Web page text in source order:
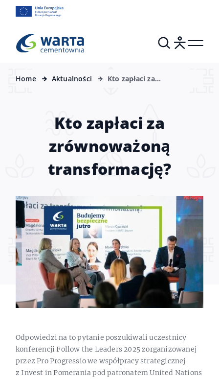
Home Aktualności
Kto zapłaci za
Kto zapłaci za
zrównoważoną
transformację?
Odpowiedzi na to pytanie poszukiwali uczestnicy
konferencji Follow the Leaders 2025 zorganizowanej
przez Pro Progressio we współpracy strategicznej
z Invest in Pomerania pod patronatem United Nations